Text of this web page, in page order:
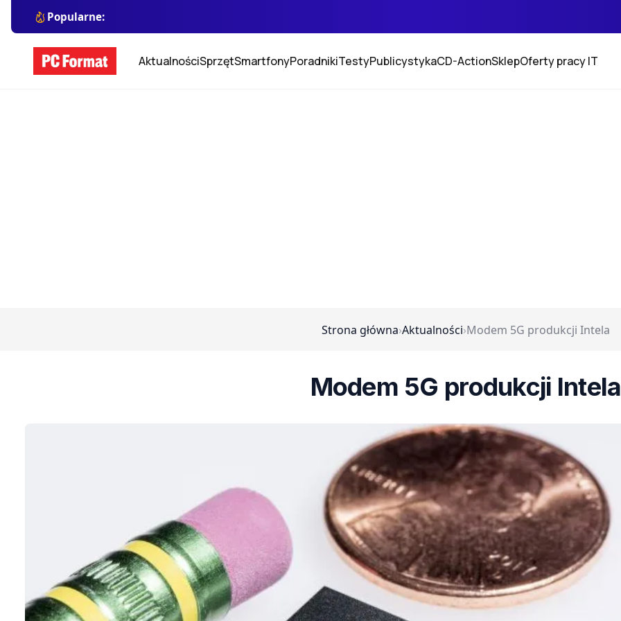
Popularne:
AktualnościSprzętSmartfonyPoradnikiTestyPublicystykaCD-ActionSklepOferty pracy IT
Strona główna›Aktualności›Modem 5G produkcji Intela
Modem 5G produkcji Intela